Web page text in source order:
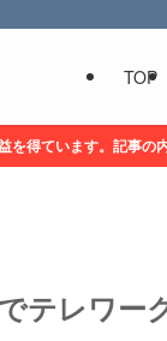
TOP
得ています。記事の
テレワー